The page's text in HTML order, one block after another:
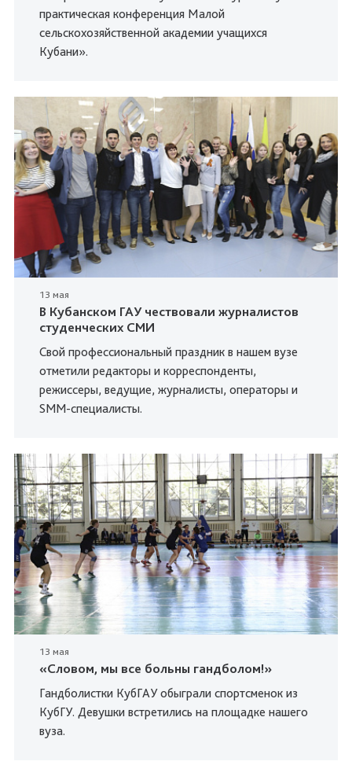
практическая конференция Малой
сельскохозяйственной академии учащихся
Кубани».
13 мая
В Кубанском ГАУ чествовали журналистов
студенческих СМИ
Свой профессиональный праздник в нашем вузе
отметили редакторы и корреспонденты,
режиссеры, ведущие, журналисты, операторы и
SMM-специалисты.
13 мая
«Словом, мы все больны гандболом!»
Гандболистки КубГАУ обыграли спортсменок из
КубГУ. Девушки встретились на площадке нашего
вуза.